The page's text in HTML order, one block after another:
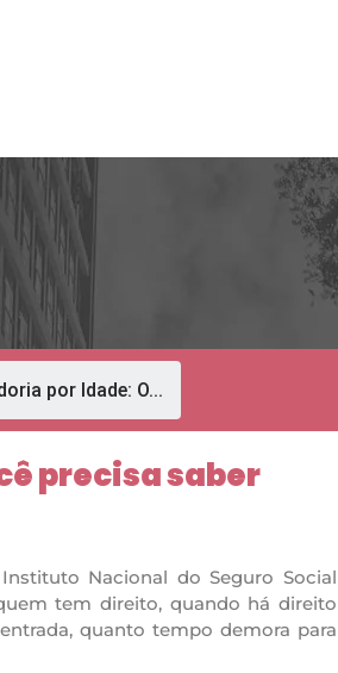
por Idade: O...
precisa saber
Nacional do Seguro Social
tem direito, quando há direito
quanto tempo demora para